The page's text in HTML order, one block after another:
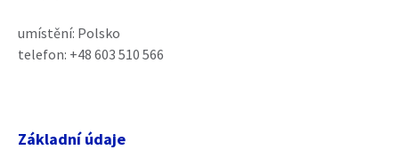
umístění: Polsko
telefon: +48 603 510 566
Základní údaje